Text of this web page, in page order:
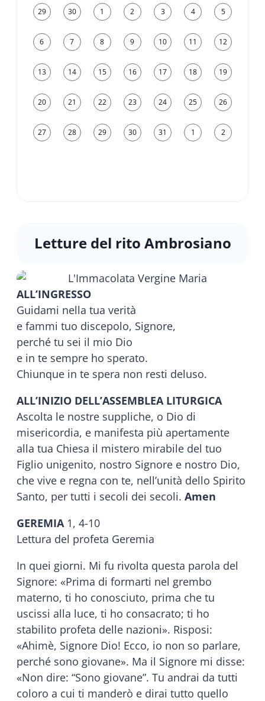
29 30 1 2 3 4 5
6 7 8 9 10 11 12
13 14 15 16 17 18 19
20 21 22 23 24 25 26
27 28 29 30 31 1 2
Letture del rito Ambrosiano
ALL’INGRESSO
Guidami nella tua verità
e fammi tuo discepolo, Signore,
perché tu sei il mio Dio
e in te sempre ho sperato.
Chiunque in te spera non resti deluso.
ALL’INIZIO DELL’ASSEMBLEA LITURGICA
Ascolta le nostre suppliche, o Dio di
misericordia, e manifesta più apertamente
alla tua Chiesa il mistero mirabile del tuo
Figlio unigenito, nostro Signore e nostro Dio,
che vive e regna con te, nell’unità dello Spirito
Santo, per tutti i secoli dei secoli. Amen
GEREMIA 1, 4-10
Lettura del profeta Geremia
In quei giorni. Mi fu rivolta questa parola del
Signore: «Prima di formarti nel grembo
materno, ti ho conosciuto, prima che tu
uscissi alla luce, ti ho consacrato; ti ho
stabilito profeta delle nazioni». Risposi:
«Ahimè, Signore Dio! Ecco, io non so parlare,
perché sono giovane». Ma il Signore mi disse:
«Non dire: “Sono giovane”. Tu andrai da tutti
coloro a cui ti manderò e dirai tutto quello